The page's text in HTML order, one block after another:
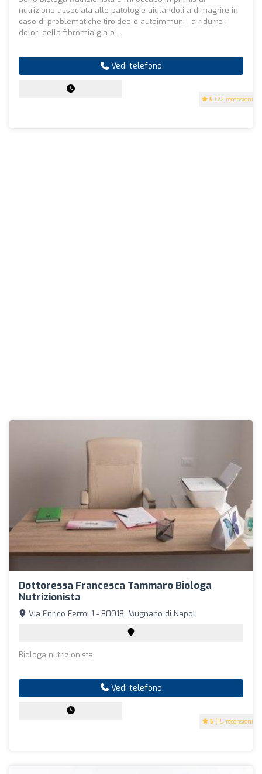
5 (22 recensioni)
nutrizione associata alle patologie aiutandoti a dimagrire in
caso di problematiche tiroidee e autoimmuni , a ridurre i
dolori della fibromialgia o ...
Vedi telefono
Dottoressa Francesca Tammaro Biologa
Nutrizionista
5 (15 recensioni)
Via Enrico Fermi 1 - 80018, Mugnano di Napoli
Biologa nutrizionista
Vedi telefono